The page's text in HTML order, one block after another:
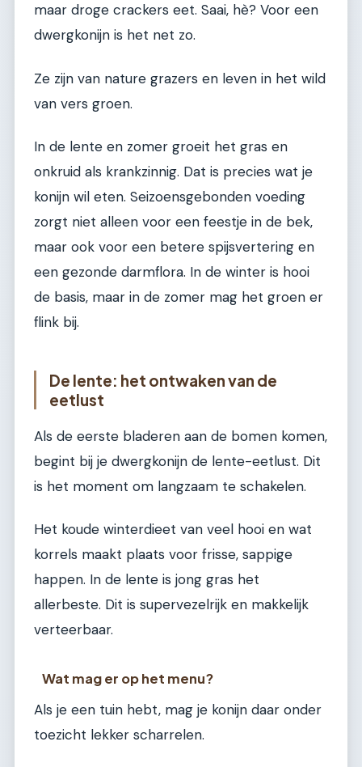
maar droge crackers eet. Saai, hè? Voor een
dwergkonijn is het net zo.
Ze zijn van nature grazers en leven in het wild
van vers groen.
In de lente en zomer groeit het gras en
onkruid als krankzinnig. Dat is precies wat je
konijn wil eten. Seizoensgebonden voeding
zorgt niet alleen voor een feestje in de bek,
maar ook voor een betere spijsvertering en
een gezonde darmflora. In de winter is hooi
de basis, maar in de zomer mag het groen er
flink bij.
De lente: het ontwaken van de
eetlust
Als de eerste bladeren aan de bomen komen,
begint bij je dwergkonijn de lente-eetlust. Dit
is het moment om langzaam te schakelen.
Het koude winterdieet van veel hooi en wat
korrels maakt plaats voor frisse, sappige
happen. In de lente is jong gras het
allerbeste. Dit is supervezelrijk en makkelijk
verteerbaar.
Wat mag er op het menu?
Als je een tuin hebt, mag je konijn daar onder
toezicht lekker scharrelen.